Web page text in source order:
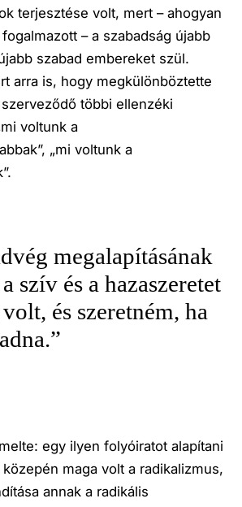
terjesztése volt, mert – ahogyan
– a szabadság újabb
szabad embereket szül.
arra is, hogy megkülönböztette
többi ellenzéki
voltunk a
„mi voltunk a
megalapításának
szív és a hazaszeretet
és szeretném, ha
egy ilyen folyóiratot alapítani
maga volt a radikalizmus,
annak a radikális